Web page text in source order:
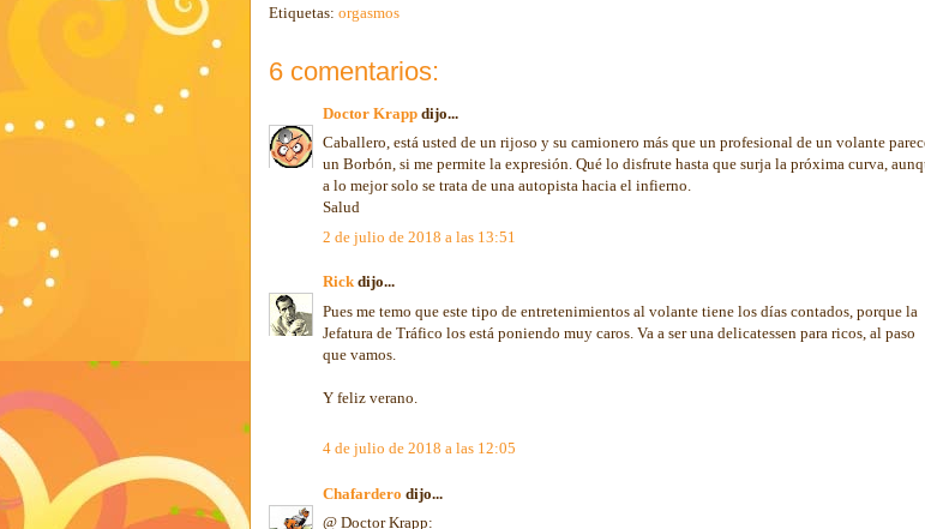
Etiquetas: orgasmos
6 comentarios:
Doctor Krapp dijo...
Caballero, está usted de un rijoso y su camionero más que un profesional de un volante
un Borbón, si me permite la expresión. Qué lo disfrute hasta que surja la próxima curva,
a lo mejor solo se trata de una autopista hacia el infierno.
Salud
2 de julio de 2018 a las 13:51
Rick dijo...
Pues me temo que este tipo de entretenimientos al volante tiene los días contados, porque la
Jefatura de Tráfico los está poniendo muy caros. Va a ser una delicatessen para ricos, al paso
que vamos.
Y feliz verano.
4 de julio de 2018 a las 12:05
Chafardero dijo...
@ Doctor Krapp: